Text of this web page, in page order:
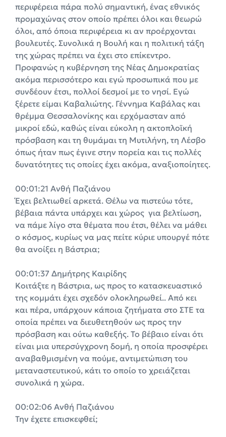
περιφέρεια πάρα πολύ σημαντική, ένας εθνικός
προμαχώνας στον οποίο πρέπει όλοι και θεωρώ
όλοι, από όποια περιφέρεια κι αν προέρχονται
βουλευτές. Συνολικά η Βουλή και η πολιτική τάξη
της χώρας πρέπει να έχει στο επίκεντρο.
Προφανώς η κυβέρνηση της Νέας Δημοκρατίας
ακόμα περισσότερο και εγώ προσωπικά που με
συνδέουν έτσι, πολλοί δεσμοί με το νησί. Εγώ
ξέρετε είμαι Καβαλιώτης. Γέννημα Καβάλας και
θρέμμα Θεσσαλονίκης και ερχόμασταν από
μικροί εδώ, καθώς είναι εύκολη η ακτοπλοϊκή
πρόσβαση και τη θυμάμαι τη Μυτιλήνη, τη Λέσβο
όπως ήταν πως έγινε στην πορεία και τις πολλές
δυνατότητες τις οποίες έχει ακόμα, αναξιοποίητες.
00:01:21 Ανθή Παζιάνου
Έχει βελτιωθεί αρκετά. Θέλω να πιστεύω τότε,
βέβαια πάντα υπάρχει και χώρος για βελτίωση,
να πάμε λίγο στα θέματα που έτσι, θέλει να μάθει
ο κόσμος, κυρίως να μας πείτε κύριε υπουργέ πότε
θα ανοίξει η Βάστρια;
00:01:37 Δημήτρης Καιρίδης
Κοιτάξτε η Βάστρια, ως προς το κατασκευαστικό
της κομμάτι έχει σχεδόν ολοκληρωθεί.. Από κει
και πέρα, υπάρχουν κάποια ζητήματα στο ΣΤΕ τα
οποία πρέπει να διευθετηθούν ως προς την
πρόσβαση και ούτω καθεξής. Το βέβαιο είναι ότι
είναι μια υπερσύγχρονη δομή, η οποία προσφέρει
αναβαθμισμένη να πούμε, αντιμετώπιση του
μεταναστευτικού, κάτι το οποίο το χρειάζεται
συνολικά η χώρα.
00:02:06 Ανθή Παζιάνου
Την έχετε επισκεφθεί;